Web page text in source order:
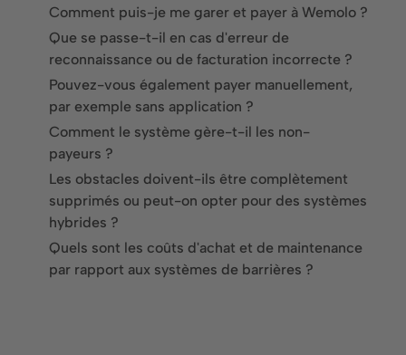
Comment puis-je me garer et payer à Wemolo ?
Que se passe-t-il en cas d'erreur de
reconnaissance ou de facturation incorrecte ?
Pouvez-vous également payer manuellement,
par exemple sans application ?
Comment le système gère-t-il les non-
payeurs ?
Les obstacles doivent-ils être complètement
supprimés ou peut-on opter pour des systèmes
hybrides ?
Quels sont les coûts d'achat et de maintenance
par rapport aux systèmes de barrières ?
À propos de nous
Carrière
Presse et événements
Médias sociaux
LinkedIn
Instagram
Contact